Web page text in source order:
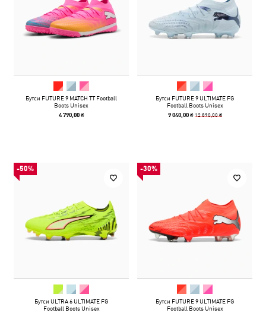
Бутси FUTURE 9 MATCH TT Football
Boots Unisex
4 790,00 ₴
Бутси FUTURE 9 ULTIMATE FG
Football Boots Unisex
9 040,00 ₴ 12 890,00 ₴
-50%
Бутси ULTRA 6 ULTIMATE FG
Football Boots Unisex
-30%
Бутси FUTURE 9 ULTIMATE FG
Football Boots Unisex